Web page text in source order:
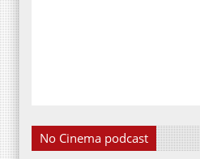
No Cinema podcast